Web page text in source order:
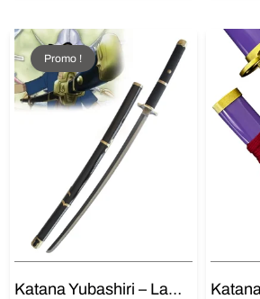
54,90 €.
Promo !
Katana Yubashiri – Lame Acier